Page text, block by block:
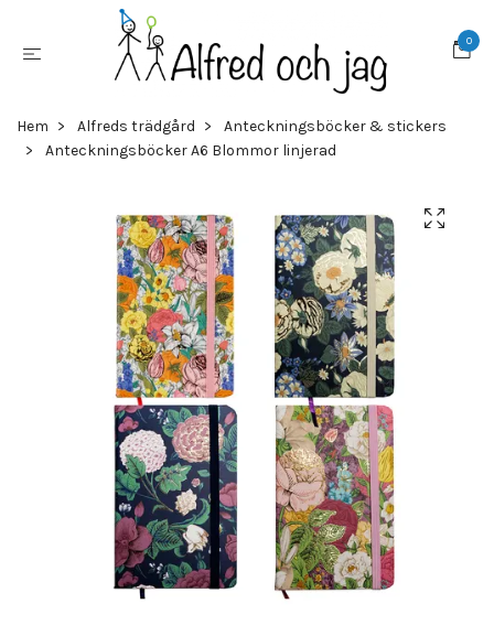
0
Hem Alfreds trädgård
Anteckningsböcker & stickers
Anteckningsböcker A6 Blommor linjerad